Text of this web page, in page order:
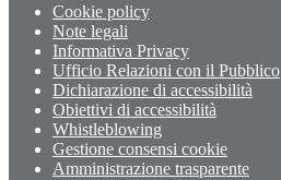
Cookie policy
Note legali
Informativa Privacy
Ufficio Relazioni con il Pubblico
Dichiarazione di accessibilità
Obiettivi di accessibilità
Whistleblowing
Gestione consensi cookie
Amministrazione trasparente